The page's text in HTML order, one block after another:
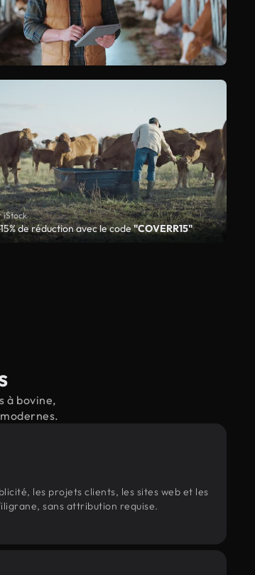
iStock
de réduction avec le code"COVERR15"
à bovine,
les projets clients, les sites web et les
sans attribution requise.